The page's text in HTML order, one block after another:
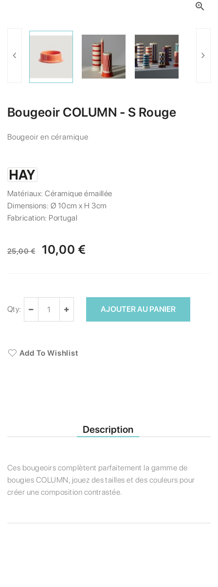

Bougeoir COLUMN - S Rouge
Bougeoir en céramique
Matériaux:Céramique émaillée
Dimensions: Ø 10cm x H 3cm
Fabrication: Portugal
25,00 € 10,00 €
Qty: AJOUTER AU PANIER
Add To Wishlist
Description
Ces bougeoirs complètent parfaitement la gamme de
bougies COLUMN, jouez des tailles et des couleurs pour
créer une composition contrastée.